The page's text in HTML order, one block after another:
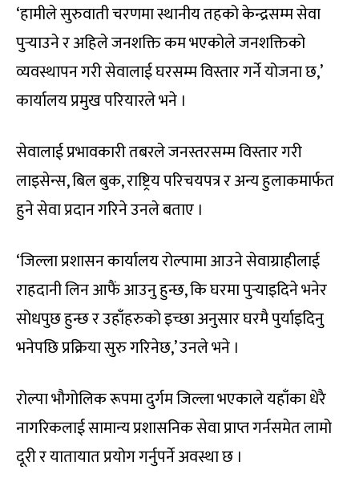
‘हामीले सुरुवाती चरणमा स्थानीय तहको केन्द्रसम्म सेवा
पुर्‍याउने र अहिले जनशक्ति कम भएकोले जनशक्तिको
व्यवस्थापन गरी सेवालाई घरसम्म विस्तार गर्ने योजना छ,’
कार्यालय प्रमुख परियारले भने ।
सेवालाई प्रभावकारी तबरले जनस्तरसम्म विस्तार गरी
लाइसेन्स, बिल बुक, राष्ट्रिय परिचयपत्र र अन्य हुलाकमार्फत
हुने सेवा प्रदान गरिने उनले बताए ।
‘जिल्ला प्रशासन कार्यालय रोल्पामा आउने सेवाग्राहीलाई
‍राहदानी लिन आफैं आउनु हुन्छ, कि घरमा पुर्‍याइदिने भनेर
सोधपुछ हुन्छ र उहाँहरुको इच्छा अनुसार घरमै पुर्याइदिनु
भनेपछि प्रक्रिया सुरु गरिनेछ,’ उनले भने ।
रोल्पा भौगोलिक रूपमा दुर्गम जिल्ला भएकाले यहाँका धेरै
नागरिकलाई सामान्य प्रशासनिक सेवा प्राप्त गर्नसमेत लामो
दूरी र यातायात प्रयोग गर्नुपर्ने अवस्था छ ।